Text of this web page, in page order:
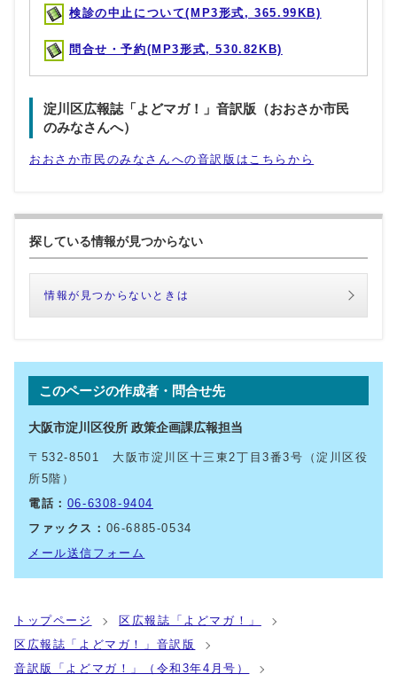
検診の中止について(MP3形式, 365.99KB)
問合せ・予約(MP3形式, 530.82KB)
淀川区広報誌「よどマガ！」音訳版（おおさか市民
のみなさんへ）
おおさか市民のみなさんへの音訳版はこちらから
探している情報が見つからない
情報が見つからないときは
このページの作成者・問合せ先
大阪市淀川区役所 政策企画課広報担当
〒532-8501 大阪市淀川区十三東2丁目3番3号（淀川区役
所5階）
電話： 06-6308-9404
ファックス： 06-6885-0534
メール送信フォーム
トップページ
区広報誌「よどマガ！」
区広報誌「よどマガ！」音訳版
音訳版「よどマガ！」（令和3年4月号）